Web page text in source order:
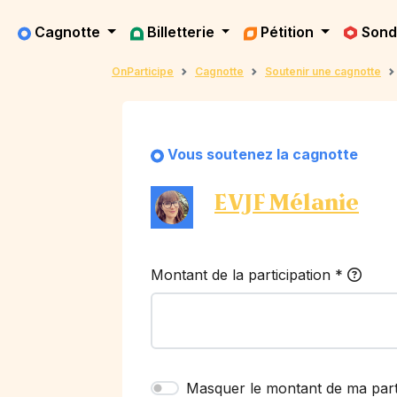
Cagnotte Billetterie Pétition
OnParticipe Cagnotte Soutenir une cagnotte
Vous soutenez la cagnotte
EVJF Mélanie
Montant de la participation *
Masquer le montant de ma